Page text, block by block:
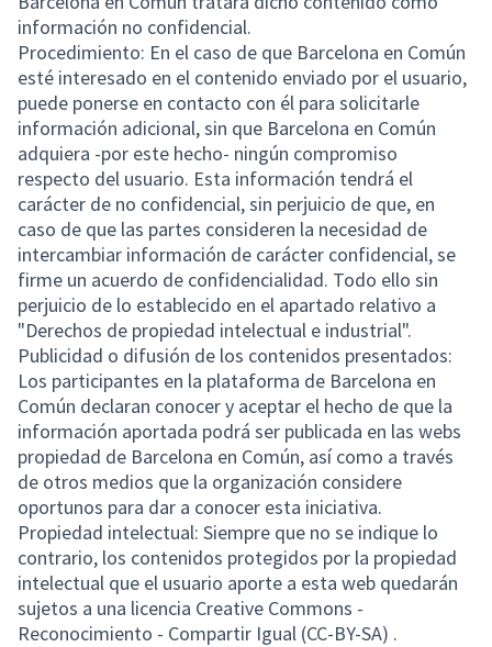
información no confidencial.
Procedimiento: En el caso de que Barcelona en Común
esté interesado en el contenido enviado por el usuario,
puede ponerse en contacto con él para solicitarle
información adicional, sin que Barcelona en Común
adquiera -por este hecho- ningún compromiso
respecto del usuario. Esta información tendrá el
carácter de no confidencial, sin perjuicio de que, en
caso de que las partes consideren la necesidad de
intercambiar información de carácter confidencial, se
firme un acuerdo de confidencialidad. Todo ello sin
perjuicio de lo establecido en el apartado relativo a
"Derechos de propiedad intelectual e industrial".
Publicidad o difusión de los contenidos presentados:
Los participantes en la plataforma de Barcelona en
Común declaran conocer y aceptar el hecho de que la
información aportada podrá ser publicada en las webs
propiedad de Barcelona en Común, así como a través
de otros medios que la organización considere
oportunos para dar a conocer esta iniciativa.
Propiedad intelectual: Siempre que no se indique lo
contrario, los contenidos protegidos por la propiedad
intelectual que el usuario aporte a esta web quedarán
sujetos a una licencia Creative Commons -
Reconocimiento - Compartir Igual (CC-BY-SA) .